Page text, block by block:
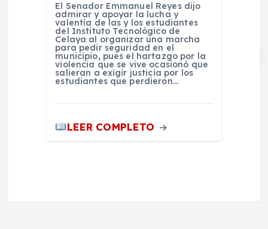
El Senador Emmanuel Reyes dijo
admirar y apoyar la lucha y
valentía de las y los estudiantes
del Instituto Tecnológico de
Celaya al organizar una marcha
para pedir seguridad en el
municipio, pues el hartazgo por la
violencia que se vive ocasionó que
salieran a exigir justicia por los
estudiantes que perdieron…
LEER COMPLETO